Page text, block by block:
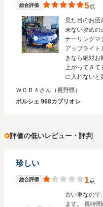
総合評価 5点
見た目のお洒
来ない攻めの
ナーリングマ
アップライト
きなら絶対お
上がってきて
に入れないと
よ。燃費も10
こ。維持する
ＷＯＢＡさん （長野県）
ポルシェ 968カブリオレ
評価の低いレビュー・評判
珍しい
総合評価 1点
古い車なので
ます。 長時